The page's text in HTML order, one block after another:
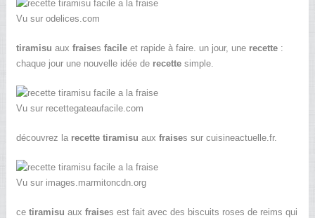
Vu sur odelices.com
tiramisu aux fraises facileet rapide à faire. un jour, une recette:
chaque jour une nouvelle idée de recettesimple.
Vu sur recettegateaufacile.com
découvrez la recette tiramisu aux fraises sur cuisineactuelle.fr.
Vu sur images.marmitoncdn.org
ce tiramisu aux fraises est fait avec des biscuits roses de reims qui